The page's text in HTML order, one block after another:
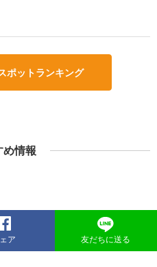
ポットランキング
め情報
ア 友だちに送る